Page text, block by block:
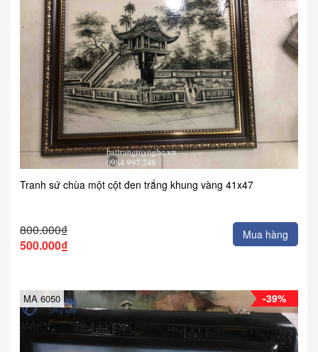
Tranh sứ chùa một cột đen trắng khung vàng 41x47
800.000₫
500.000₫
Mua hàng
-39%
MA 6050